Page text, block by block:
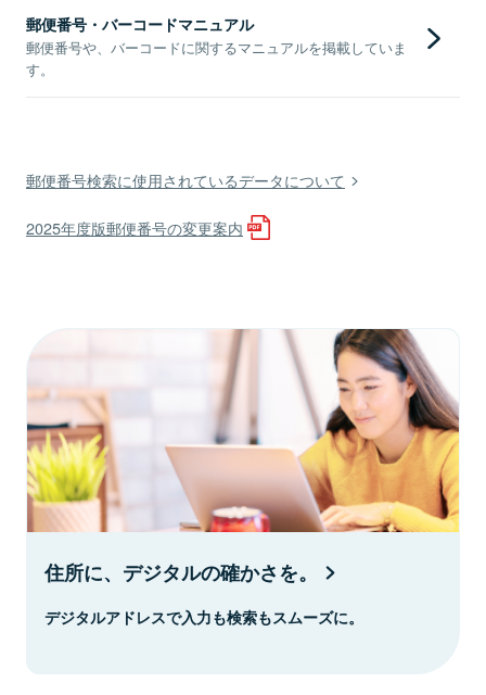
郵便番号・バーコードマニュアル
郵便番号や、バーコードに関するマニュアルを掲載していま
す。
郵便番号検索に使用されているデータについて
2025年度版郵便番号の変更案内
住所に、デジタルの確かさを。
デジタルアドレスで入力も検索もスムーズに。